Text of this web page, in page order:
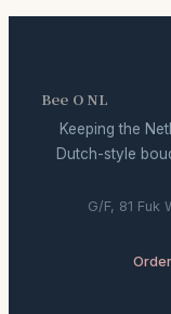
Bee O NL
Keeping the
Dutch-style
G/F, 81 Fuk